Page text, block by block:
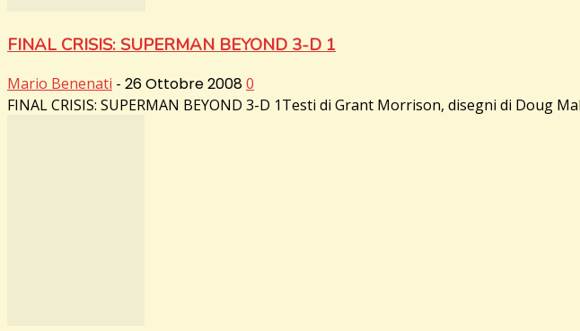
FINAL CRISIS: SUPERMAN BEYOND 3-D 1
Mario Benenati - 26 Ottobre 20080
FINAL CRISIS: SUPERMAN BEYOND 3-D 1Testi di Grant Morrison, disegni di Doug